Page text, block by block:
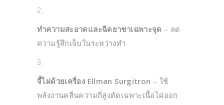
ทำความสะอาดและฉีดยาชาเฉพาะจุด – ลด
ความรู้สึกเจ็บในระหว่างทำ
จี้ไฝด้วยเครื่อง Ellman Surgitron – ใช้
พลังงานคลื่นความถี่สูงตัดเฉพาะเนื้อไฝออก